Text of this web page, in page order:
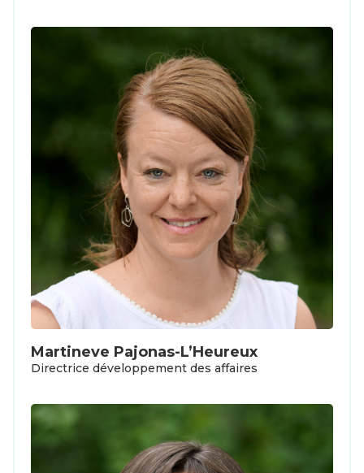
Martineve Pajonas-L’Heureux
Directrice développement des affaires